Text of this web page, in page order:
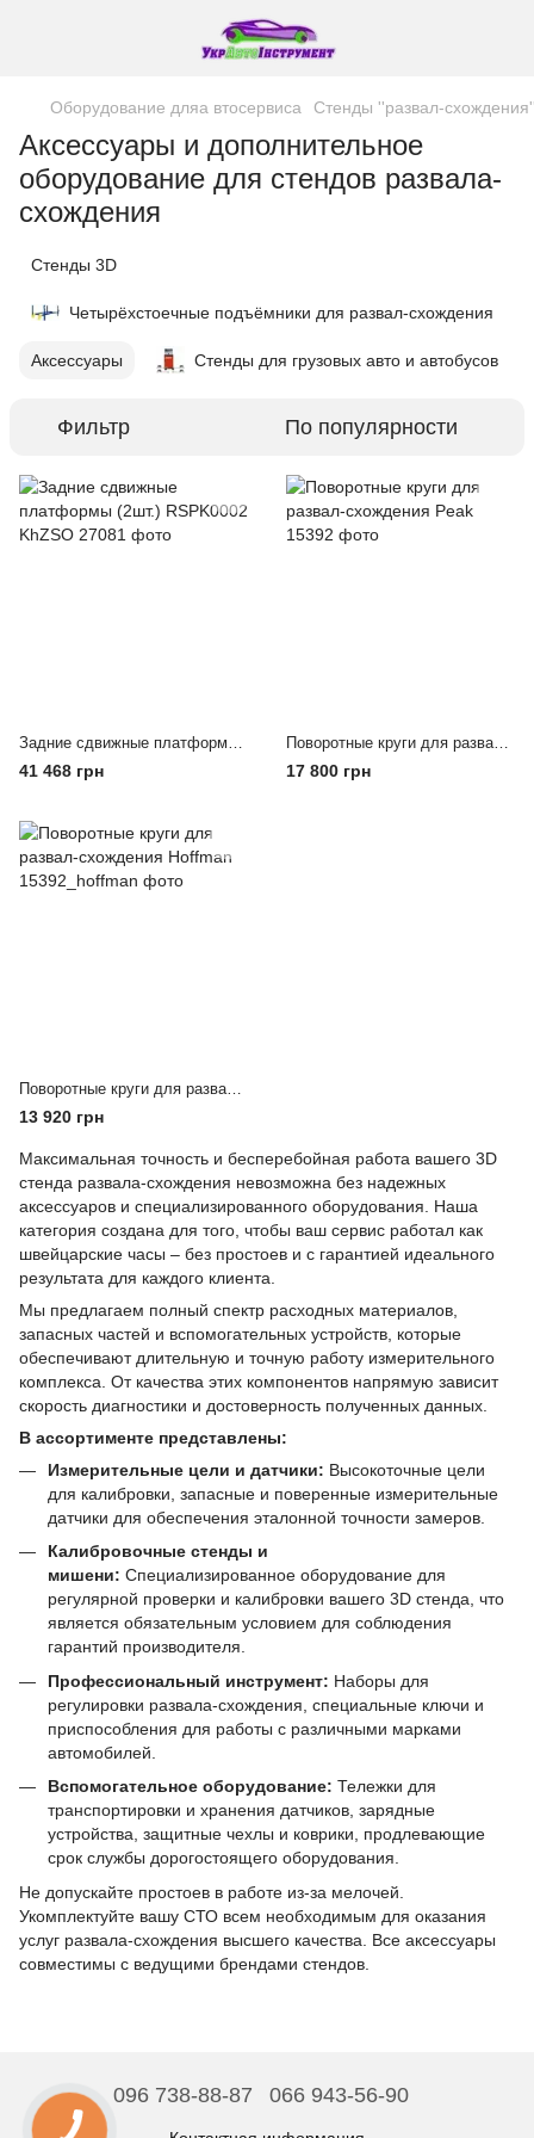
Оборудование дляа втосервиса Стенды ''развал-
Аксессуары и дополнительное
оборудование для стендов развала-
схождения
Стенды 3D
Четырёхстоечные подъёмники для развал-схождения
Аксессуары Стенды для грузовых авто и автобусов
Фильтр По популярности
Задние сдвижные платформы (2шт.) RSPK0002 KhZSO
41 468 грн
Поворотные круги для развал-схождения Peak
17 800 грн
Поворотные круги для развал-схождения Hoffman
13 920 грн
Максимальная точность и бесперебойная работа вашего 3D
стенда развала-схождения невозможна без надежных
аксессуаров и специализированного оборудования. Наша
категория создана для того, чтобы ваш сервис работал как
швейцарские часы – без простоев и с гарантией идеального
результата для каждого клиента.
Мы предлагаем полный спектр расходных материалов,
запасных частей и вспомогательных устройств, которые
обеспечивают длительную и точную работу измерительного
комплекса. От качества этих компонентов напрямую зависит
скорость диагностики и достоверность полученных данных.
В ассортименте представлены:
Измерительные цели и датчики: Высокоточные цели
для калибровки, запасные и поверенные измерительные
датчики для обеспечения эталонной точности замеров.
Калибровочные стенды и
мишени: Специализированное оборудование для
регулярной проверки и калибровки вашего 3D стенда, что
является обязательным условием для соблюдения
гарантий производителя.
Профессиональный инструмент: Наборы для
регулировки развала-схождения, специальные ключи и
приспособления для работы с различными марками
автомобилей.
Вспомогательное оборудование: Тележки для
транспортировки и хранения датчиков, зарядные
устройства, защитные чехлы и коврики, продлевающие
срок службы дорогостоящего оборудования.
Не допускайте простоев в работе из-за мелочей.
Укомплектуйте вашу СТО всем необходимым для оказания
услуг развала-схождения высшего качества. Все аксессуары
совместимы с ведущими брендами стендов.
096 738-88-87 066 943-56-90